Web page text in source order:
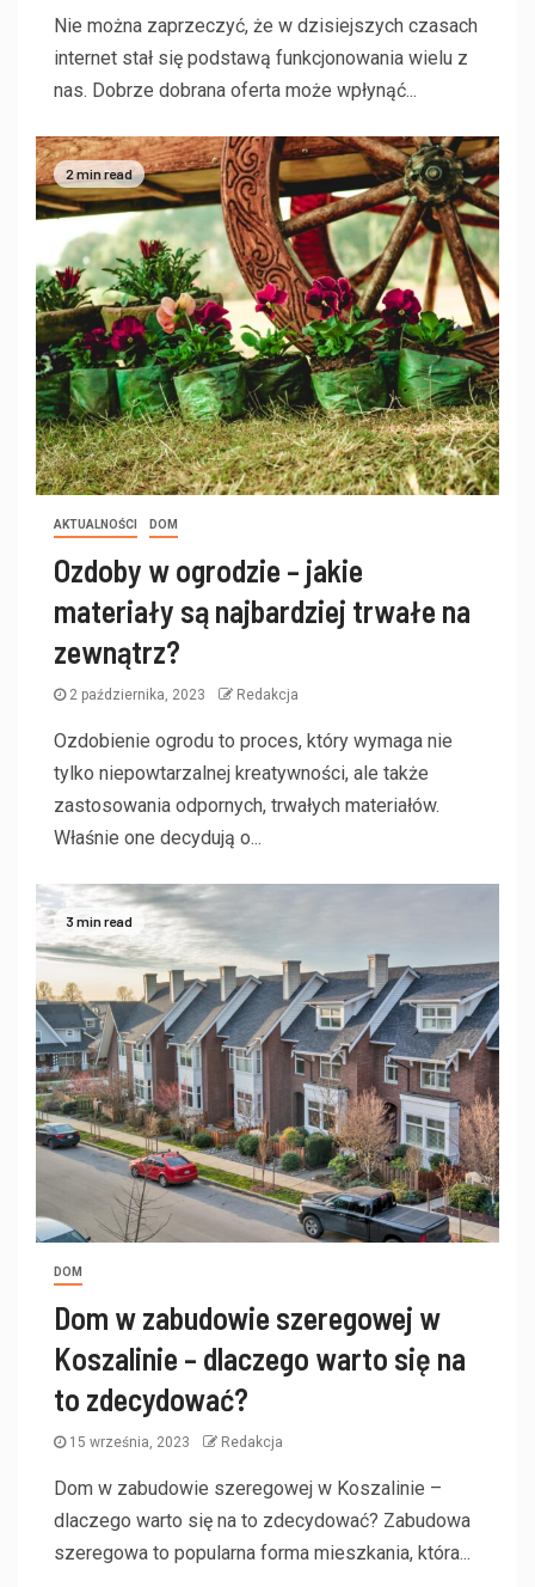
Nie można zaprzeczyć, że w dzisiejszych czasach
internet stał się podstawą funkcjonowania wielu z
nas. Dobrze dobrana oferta może wpłynąć...
2 min read
AKTUALNOŚCI DOM
Ozdoby w ogrodzie – jakie
materiały są najbardziej trwałe na
zewnątrz?
2 października, 2023 Redakcja
Ozdobienie ogrodu to proces, który wymaga nie
tylko niepowtarzalnej kreatywności, ale także
zastosowania odpornych, trwałych materiałów.
Właśnie one decydują o...
3 min read
DOM
Dom w zabudowie szeregowej w
Koszalinie – dlaczego warto się na
to zdecydować?
15 września, 2023 Redakcja
Dom w zabudowie szeregowej w Koszalinie –
dlaczego warto się na to zdecydować? Zabudowa
szeregowa to popularna forma mieszkania, która...